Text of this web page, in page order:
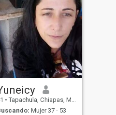
• Tapachula, Chiapas, México
Mujer 37 - 53